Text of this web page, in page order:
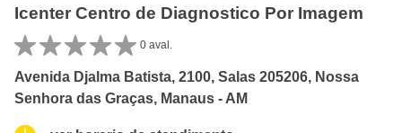
Icenter Centro de Diagnostico Por Imagem
0 aval.
Avenida Djalma Batista, 2100, Salas 205206, Nossa
Senhora das Graças, Manaus - AM